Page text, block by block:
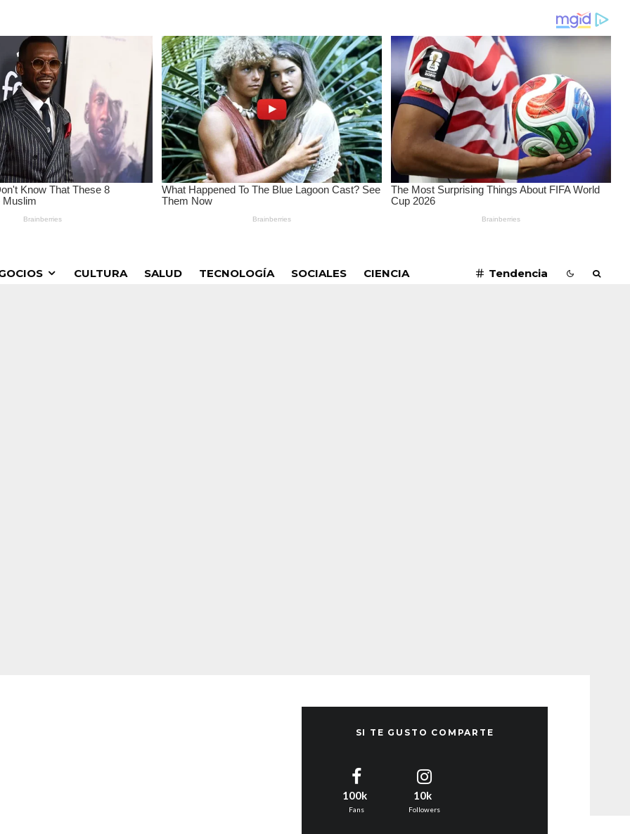
CULTURA SALUD TECNOLOGÍA SOCIALES CIENCIA Tendencia
SI TE GUSTO COMPARTE
100k
Fans
10k
Followers